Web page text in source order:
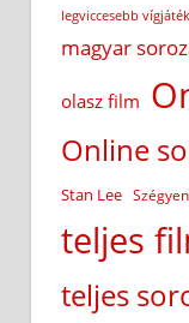
legviccesebb
magyar
olasz film
Online
Stan Lee
teljes
teljes